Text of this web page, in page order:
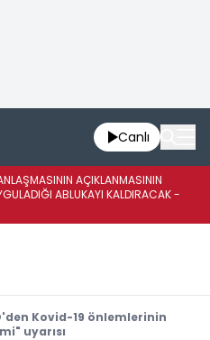
Canlı
AÇIKLANMASININ
ABLUKAYI KALDIRACAK -
Kovid-19 önlemlerinin
uyarısı